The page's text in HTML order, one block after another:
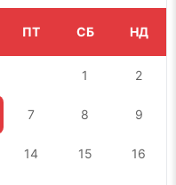
ПТ СБ НД
1 2
7 8 9
14 15 16